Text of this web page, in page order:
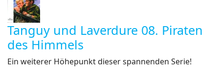
Tanguy und Laverdure 08. Piraten
des Himmels
Ein weiterer Höhepunkt dieser spannenden Serie!